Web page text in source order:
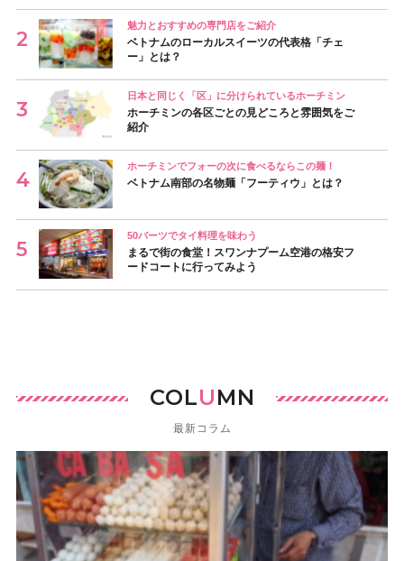
魅力とおすすめの専門店をご紹介
ベトナムのローカルスイーツの代表格「チェ
ー」とは？
日本と同じく「区」に分けられているホーチミン
ホーチミンの各区ごとの見どころと雰囲気をご
紹介
ホーチミンでフォーの次に食べるならこの麺！
ベトナム南部の名物麺「フーティウ」とは？
50バーツでタイ料理を味わう
まるで街の食堂！スワンナプーム空港の格安フ
ードコートに行ってみよう
COLUMN
最新コラム